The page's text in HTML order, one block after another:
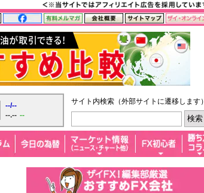
--/--
--.-- --
サイト内検索（外部サイトに遷移します）